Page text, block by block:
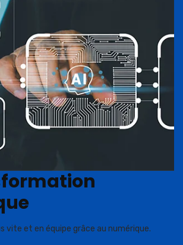
vite et en équipe grâce au numérique.